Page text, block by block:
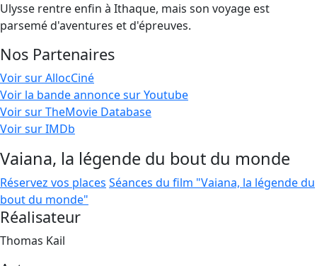
Ulysse rentre enfin à Ithaque, mais son voyage est
parsemé d'aventures et d'épreuves.
Nos Partenaires
Voir sur AllocCiné
Voir la bande annonce sur Youtube
Voir sur TheMovie Database
Voir sur IMDb
Vaiana, la légende du bout du monde
Réservez vos places Séances du film "Vaiana, la légende du
bout du monde"
Réalisateur
Thomas Kail